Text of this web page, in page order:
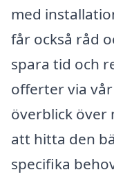
med
får också råd
spara tid och
offerter via
överblick över
att hitta den
specifika